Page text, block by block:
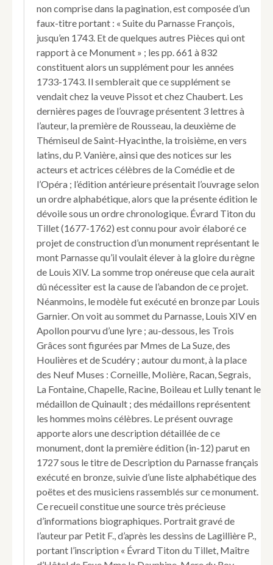
de
feue
Madame
la
du
Roi.
non comprise dans la pagination, est composée d’un
faux-titre portant : « Suite du Parnasse François,
jusqu’en 1743. Et de quelques autres Pièces qui ont
rapport à ce Monument » ; les pp. 661 à 832
constituent alors un supplément pour les années
1733-1743. Il semblerait que ce supplément se
vendait chez la veuve Pissot et chez Chaubert. Les
dernières pages de l’ouvrage présentent 3 lettres à
l’auteur, la première de Rousseau, la deuxième de
Thémiseul de Saint-Hyacinthe, la troisième, en vers
latins, du P. Vanière, ainsi que des notices sur les
acteurs et actrices célèbres de la Comédie et de
l’Opéra ; l’édition antérieure présentait l’ouvrage selon
un ordre alphabétique, alors que la présente édition le
dévoile sous un ordre chronologique. Évrard Titon du
Tillet (1677-1762) est connu pour avoir élaboré ce
projet de construction d’un monument représentant le
mont Parnasse qu’il voulait élever à la gloire du règne
de Louis XIV. La somme trop onéreuse que cela aurait
dû nécessiter est la cause de l’abandon de ce projet.
Néanmoins, le modèle fut exécuté en bronze par Louis
Garnier. On voit au sommet du Parnasse, Louis XIV en
Apollon pourvu d’une lyre ; au-dessous, les Trois
Grâces sont figurées par Mmes de La Suze, des
Houlières et de Scudéry ; autour du mont, à la place
des Neuf Muses : Corneille, Molière, Racan, Segrais,
La Fontaine, Chapelle, Racine, Boileau et Lully tenant le
médaillon de Quinault ; des médaillons représentent
les hommes moins célèbres. Le présent ouvrage
apporte alors une description détaillée de ce
monument, dont la première édition (in-12) parut en
1727 sous le titre de Description du Parnasse français
exécuté en bronze, suivie d’une liste alphabétique des
poëtes et des musiciens rassemblés sur ce monument.
Ce recueil constitue une source très précieuse
d’informations biographiques. Portrait gravé de
l’auteur par Petit F., d’après les dessins de Lagillière P.,
portant l’inscription « Évrard Titon du Tillet, Maître